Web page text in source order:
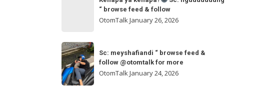
follow
@otomtalk
Sc:
nguuuuuuung
“
browse
“ browse feed & follow
OtomTalkJanuary 26, 2026
Sc:
meyshafiandi
“
browse
Sc: meyshafiandi “ browse feed &
follow @otomtalk for more
OtomTalkJanuary 24, 2026